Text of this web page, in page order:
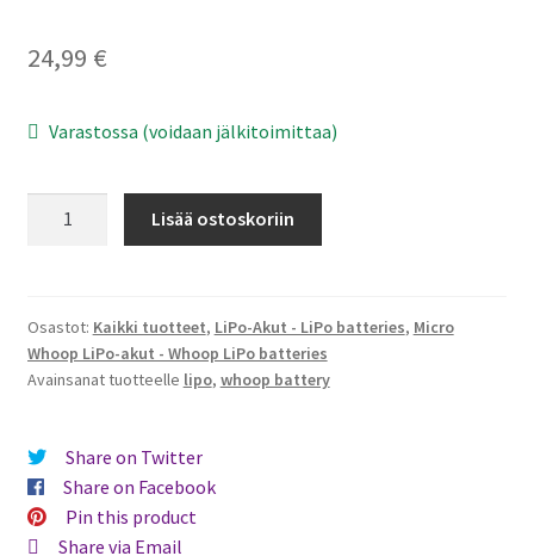
Ostoskori
Toimitusehdot
24,99 €
Varastossa (voidaan jälkitoimittaa)
Lipo
Battery
S-
(2pcs)
määrä
Lisää ostoskoriin
Osastot: Kaikki tuotteet, LiPo-Akut - LiPo batteries, Micro
Whoop LiPo-akut - Whoop LiPo batteries
Avainsanat tuotteelle lipo, whoop battery
Share on Twitter
Share on Facebook
Pin this product
Share via Email